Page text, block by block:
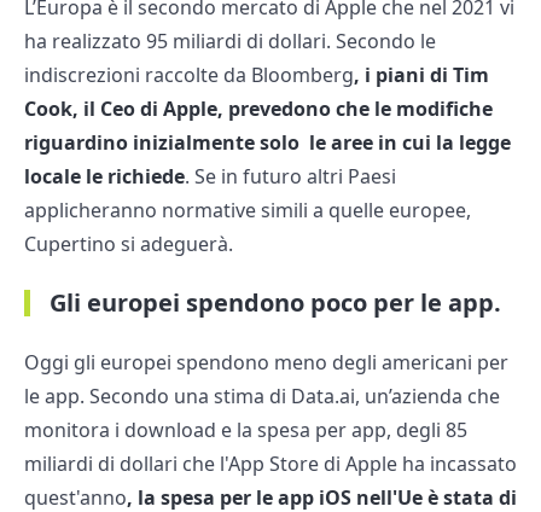
L’Europa è il secondo mercato di Apple che nel 2021 vi
ha realizzato 95 miliardi di dollari. Secondo le
indiscrezioni raccolte da Bloomberg, i piani di Tim
Cook, il Ceo di Apple, prevedono che le modifiche
riguardino inizialmente solo le aree in cui la legge
locale le richiede. Se in futuro altri Paesi
applicheranno normative simili a quelle europee,
Cupertino si adeguerà.
Gli europei spendono poco per le app.
Oggi gli europei spendono meno degli americani per
le app. Secondo una stima di Data.ai, un’azienda che
monitora i download e la spesa per app, degli 85
miliardi di dollari che l'App Store di Apple ha incassato
quest'anno, la spesa per le app iOS nell'Ue è stata di